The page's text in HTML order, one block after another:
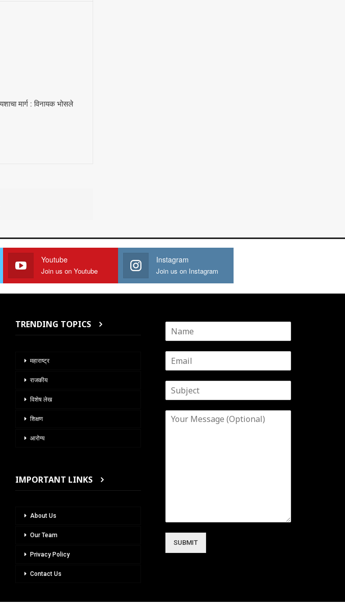
मार्ग : विनायक भोसले
Youtube
Join us on Youtube
Instagram
Join us on Instagram
TRENDING TOPICS
महाराष्ट्र
राजकीय
विशेष लेख
शिक्षण
आरोग्य
IMPORTANT LINKS
About Us
Our Team
Privacy Policy
Contact Us
SUBMIT